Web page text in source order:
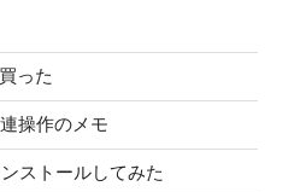
った
操作のメモ
ストールしてみた